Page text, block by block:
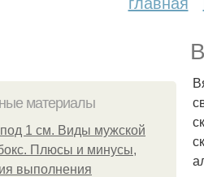
материалы
1 см. Виды мужской
Плюсы и минусы,
выполнения